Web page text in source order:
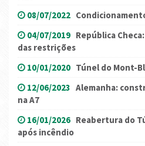
08/07/2022
04/07/2019 República
das restrições
10/01/2020 Túnel do Mont-
12/06/2023 Alemanha:
na A7
16/01/2026 Reabertura do
após incêndio